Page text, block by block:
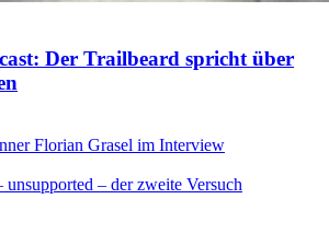
Der Trailbeard spricht über
Florian Grasel im Interview
– der zweite Versuch